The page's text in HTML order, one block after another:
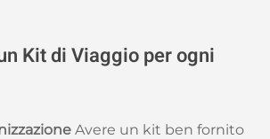
Kit di Viaggio per ogni
Avere un kit ben fornito